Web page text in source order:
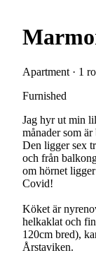
Apartment · 1
Furnished
Jag hyr ut min
månader som
Den ligger sex
och från
om hörnet
Covid!
Köket är
helkaklat och
120cm bred),
Årstaviken.